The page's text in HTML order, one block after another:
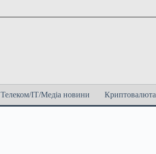
Телеком/ІТ/Медіа новини Криптовалюта